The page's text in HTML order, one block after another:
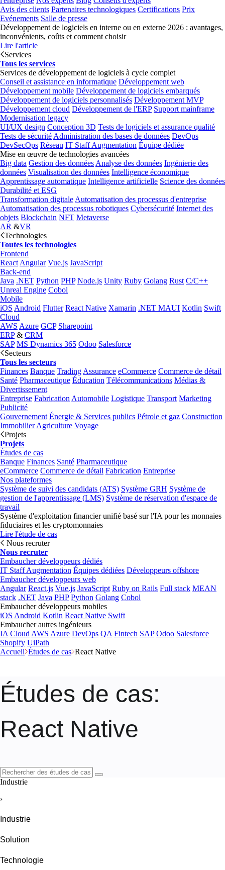
Avis des clients Partenaires technologiques Certifications Prix
Evénements Salle de presse
Développement de logiciels en interne ou en externe 2026 : avantages,
inconvénients, coûts et comment choisir
Lire l'article
Services
Tous les services
Services de développement de logiciels à cycle complet
Conseil et assistance en informatique Développement web
Développement mobile Développement de logiciels embarqués
Développement de logiciels personnalisés Développement MVP
Développement cloud Développement de l'ERP Support mainframe
Modernisation legacy
UI/UX design Conception 3D Tests de logiciels et assurance qualité
Tests de sécurité Administration des bases de données DevOps
DevSecOps Réseau IT Staff Augmentation Équipe dédiée
Mise en œuvre de technologies avancées
Big data Gestion des données Analyse des données Ingénierie des
données Visualisation des données Intelligence économique
Apprentissage automatique Intelligence artificielle Science des données
Durabilité et ESG
Transformation digitale Automatisation des processus d'entreprise
Automatisation des processus robotiques Cybersécurité Internet des
objets Blockchain NFT Metaverse
AR &VR
Technologies
Toutes les technologies
Frontend
React Angular Vue.js JavaScript
Back-end
Java .NET Python PHP Node.js Unity Ruby Golang Rust C/C++
Unreal Engine Cobol
Mobile
iOS Android Flutter React Native Xamarin .NET MAUI Kotlin Swift
Cloud
AWS Azure GCP Sharepoint
ERP& CRM
SAP MS Dynamics 365 Odoo Salesforce
Secteurs
Tous les secteurs
Finances Banque Trading Assurance eCommerce Commerce de détail
Santé Pharmaceutique Éducation Télécommunications Médias &
Divertissement
Entreprise Fabrication Automobile Logistique Transport Marketing
Publicité
Gouvernement Énergie & Services publics Pétrole et gaz Construction
Immobilier Agriculture Voyage
Projets
Projets
Études de cas
Banque Finances Santé Pharmaceutique
eCommerce Commerce de détail Fabrication Entreprise
Nos plateformes
Système de suivi des candidats (ATS) Système GRH Système de
gestion de l'apprentissage (LMS) Système de réservation d'espace de
travail
Système d'exploitation financier unifié basé sur l'IA pour les monnaies
fiduciaires et les cryptomonnaies
Lire l'étude de cas
Nous recruter
Nous recruter
Embaucher développeurs dédiés
IT Staff Augmentation Équipes dédiées Développeurs offshore
Embaucher développeurs web
Angular React.js Vue.js JavaScript Ruby on Rails Full stack MEAN
stack .NET Java PHP Python Golang Cobol
Embaucher développeurs mobiles
iOS Android Kotlin React Native Swift
Embaucher autres ingénieurs
IA Cloud AWS Azure DevOps QA Fintech SAP Odoo Salesforce
Shopify UiPath
Accueil Études de cas React Native
Études de cas:
React Native
Industrie
›
Industrie
Solution
Technologie